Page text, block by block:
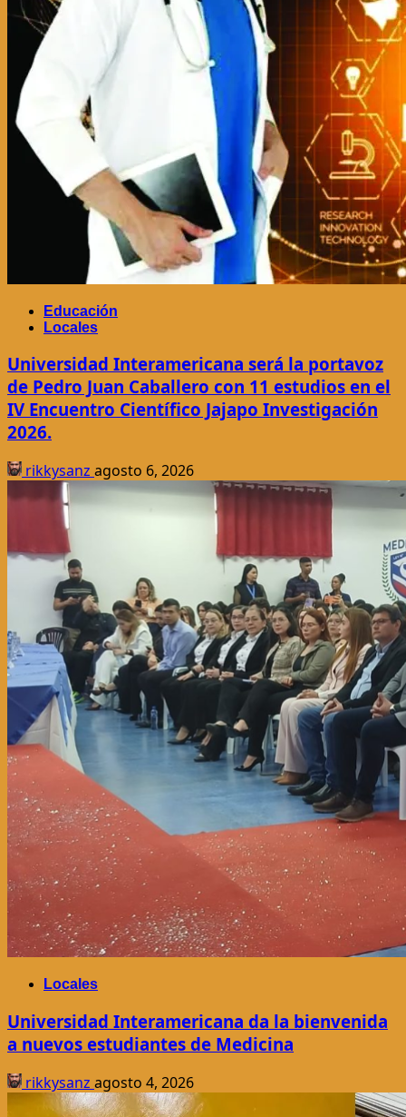
Educación
Locales
Universidad Interamericana será la portavoz
de Pedro Juan Caballero con 11 estudios en el
IV Encuentro Científico Jajapo Investigación
2026.
rikkysanz agosto 6, 2026
Locales
Universidad Interamericana da la bienvenida
a nuevos estudiantes de Medicina
rikkysanz agosto 4, 2026